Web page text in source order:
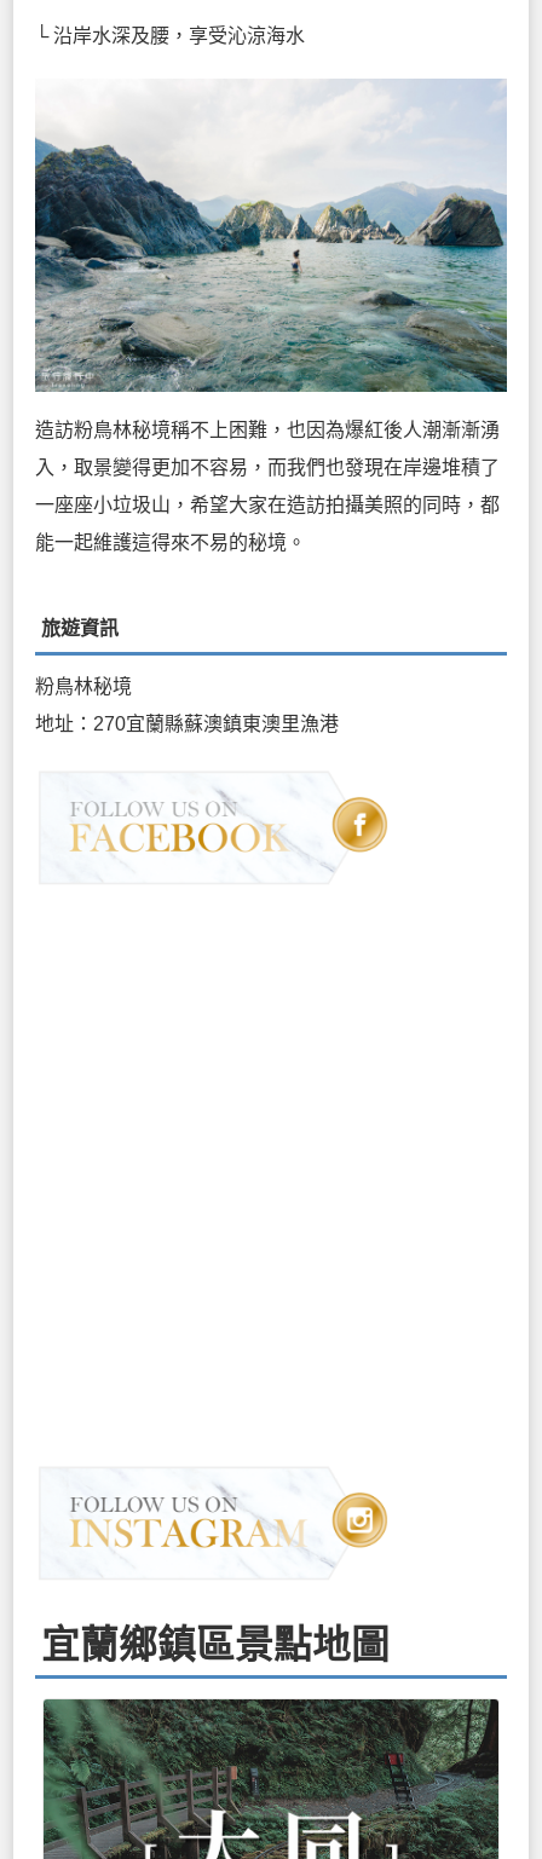
└ 沿岸水深及腰，享受沁涼海水
造訪粉鳥林秘境稱不上困難，也因為爆紅後人潮漸漸湧
入，取景變得更加不容易，而我們也發現在岸邊堆積了
一座座小垃圾山，希望大家在造訪拍攝美照的同時，都
能一起維護這得來不易的秘境。
旅遊資訊
粉鳥林秘境
地址：270宜蘭縣蘇澳鎮東澳里漁港
宜蘭鄉鎮區景點地圖